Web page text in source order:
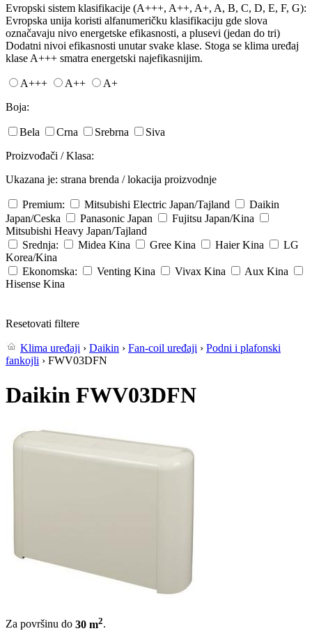
Evropski sistem klasifikacije (A+++, A++, A+, A, B, C, D, E, F, G):
Evropska unija koristi alfanumeričku klasifikaciju gde slova
označavaju nivo energetske efikasnosti, a plusevi (jedan do tri)
Dodatni nivoi efikasnosti unutar svake klase. Stoga se klima uređaj
klase A+++ smatra energetski najefikasnijim.
A+++ A++
A+
Boja:
Bela Crna Srebrna
Siva
Proizvođači / Klasa:
Ukazana je: strana brenda / lokacija proizvodnje
Premium: Mitsubishi Electric Japan/Tajland
Daikin
Japan/Ceska
Panasonic Japan Fujitsu Japan/Kina
Mitsubishi Heavy Japan/Tajland
Srednja:
Midea Kina Gree Kina Haier Kina
LG
Korea/Kina
Ekonomska:
Venting Kina Vivax Kina Aux Kina
Hisense Kina
Resetovati filtere
Klima uređaji › Daikin › Fan-coil uređaji › Podni i plafonski
fankojli › FWV03DFN
Daikin FWV03DFN
Za površinu do 30 m2.